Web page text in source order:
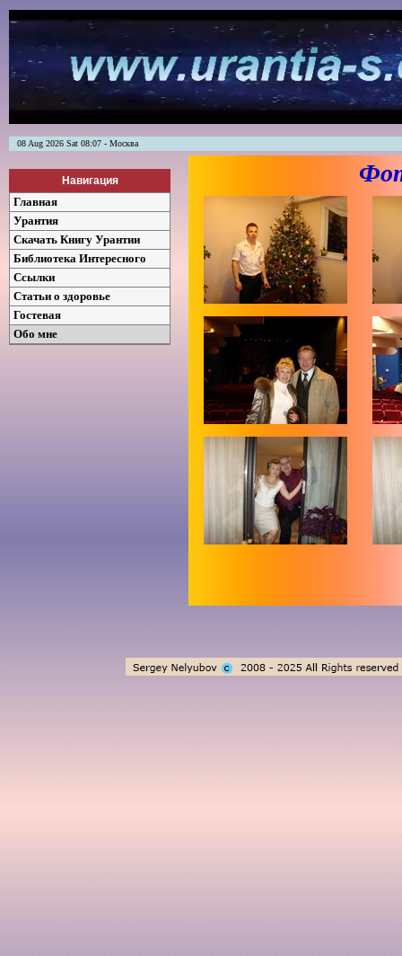
08 Aug 2026 Sat 08:07 - Москва
Навигация
Главная
Урантия
Скачать Книгу Урантии
Библиотека Интересного
Ссылки
Статьи о здоровье
Гостевая
Обо мне